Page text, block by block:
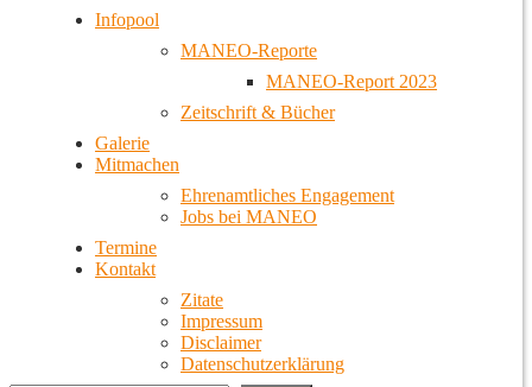
Infopool
MANEO-Reporte
MANEO-Report 2023
Zeitschrift & Bücher
Galerie
Mitmachen
Ehrenamtliches Engagement
Jobs bei MANEO
Termine
Kontakt
Zitate
Impressum
Disclaimer
Datenschutzerklärung